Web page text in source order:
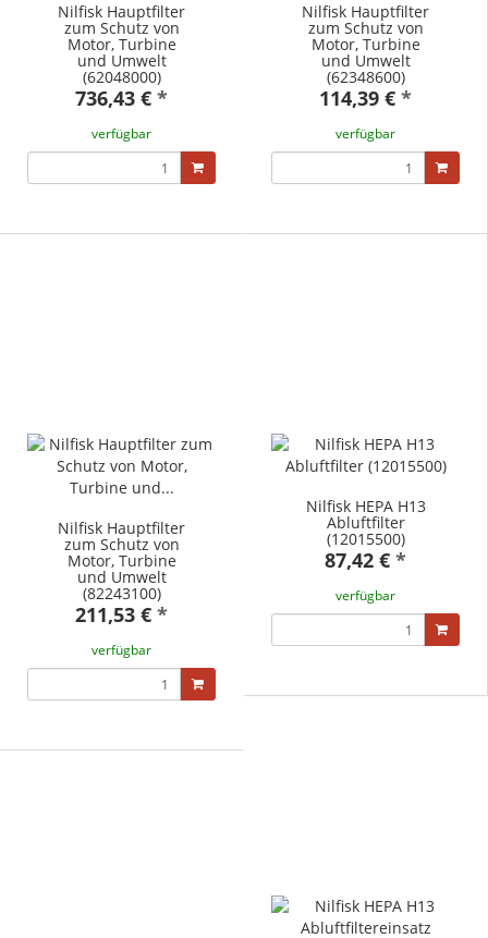
Nilfisk Hauptfilter
zum Schutz von
Motor, Turbine
und Umwelt
(62048000)
736,43 € *
verfügbar
Nilfisk Hauptfilter
zum Schutz von
Motor, Turbine
und Umwelt
(62348600)
114,39 € *
verfügbar
Nilfisk Hauptfilter
zum Schutz von
Motor, Turbine
und Umwelt
(82243100)
211,53 € *
verfügbar
Nilfisk HEPA H13
Abluftfilter
(12015500)
87,42 € *
verfügbar